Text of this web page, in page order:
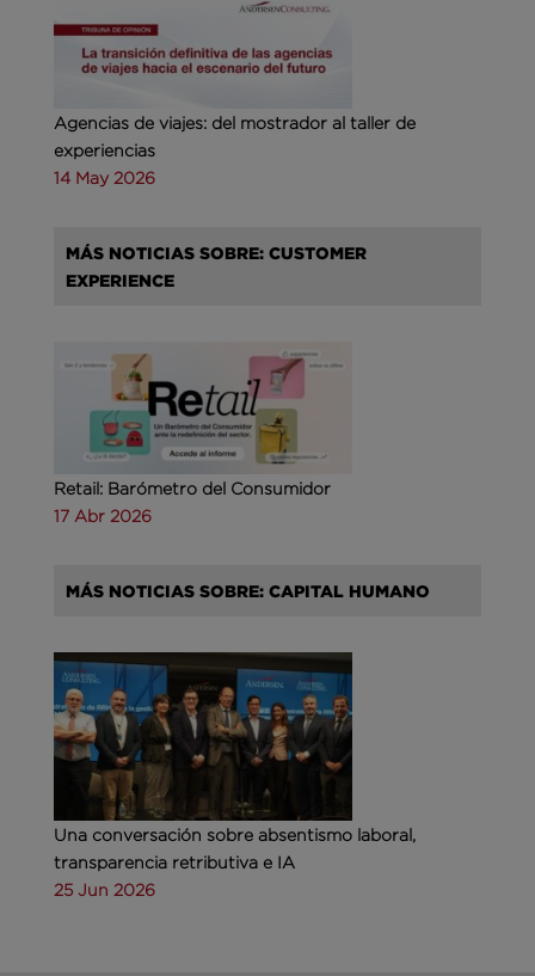
Agencias de viajes: del mostrador al taller de
experiencias
14 May 2026
MÁS NOTICIAS SOBRE: CUSTOMER
EXPERIENCE
Retail: Barómetro del Consumidor
17 Abr 2026
MÁS NOTICIAS SOBRE: CAPITAL HUMANO
Una conversación sobre absentismo laboral,
transparencia retributiva e IA
25 Jun 2026